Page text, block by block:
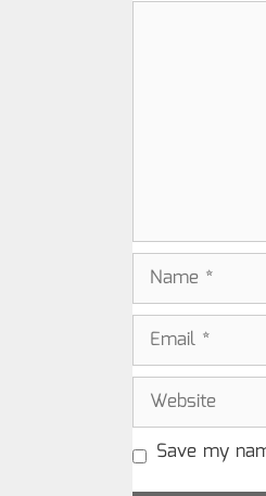
Name
Email
Website
Save my